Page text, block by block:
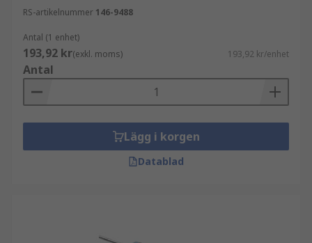
RS-artikelnummer 146-9488
Antal (1 enhet)
193,92 kr(exkl. moms) 193,92 kr/enhet
Antal
Lägg i korgen
Datablad